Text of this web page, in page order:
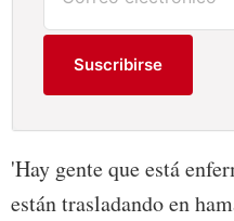
Suscribirse
'Hay gente que está
están trasladando en